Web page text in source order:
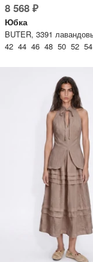
8 568 ₽
Юбка
42 44 46 48 50 52 54